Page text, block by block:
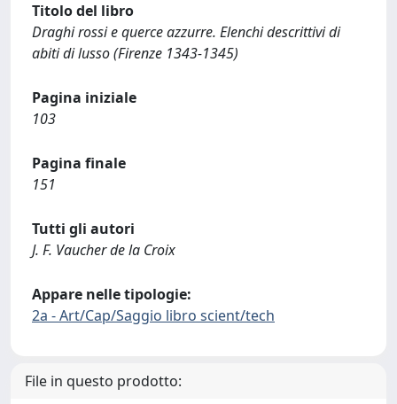
Titolo del libro
Draghi rossi e querce azzurre. Elenchi descrittivi di
abiti di lusso (Firenze 1343-1345)
Pagina iniziale
103
Pagina finale
151
Tutti gli autori
J. F. Vaucher de la Croix
Appare nelle tipologie:
2a - Art/Cap/Saggio libro scient/tech
File in questo prodotto: